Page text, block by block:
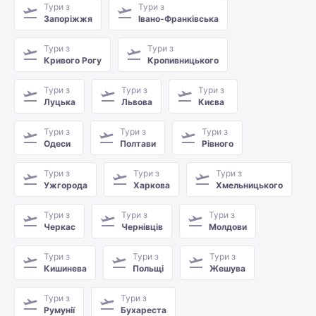
Тури з
Запоріжжя
Тури з
Івано-Франківська
Тури з
Кривого Рогу
Тури з
Кропивницького
Тури з
Луцька
Тури з
Львова
Тури з
Києва
Тури з
Одеси
Тури з
Полтави
Тури з
Рівного
Тури з
Ужгорода
Тури з
Харкова
Тури з
Хмельницького
Тури з
Черкас
Тури з
Чернівців
Тури з
Молдови
Тури з
Кишинева
Тури з
Польщі
Тури з
Жешува
Тури з
Румунії
Тури з
Бухареста